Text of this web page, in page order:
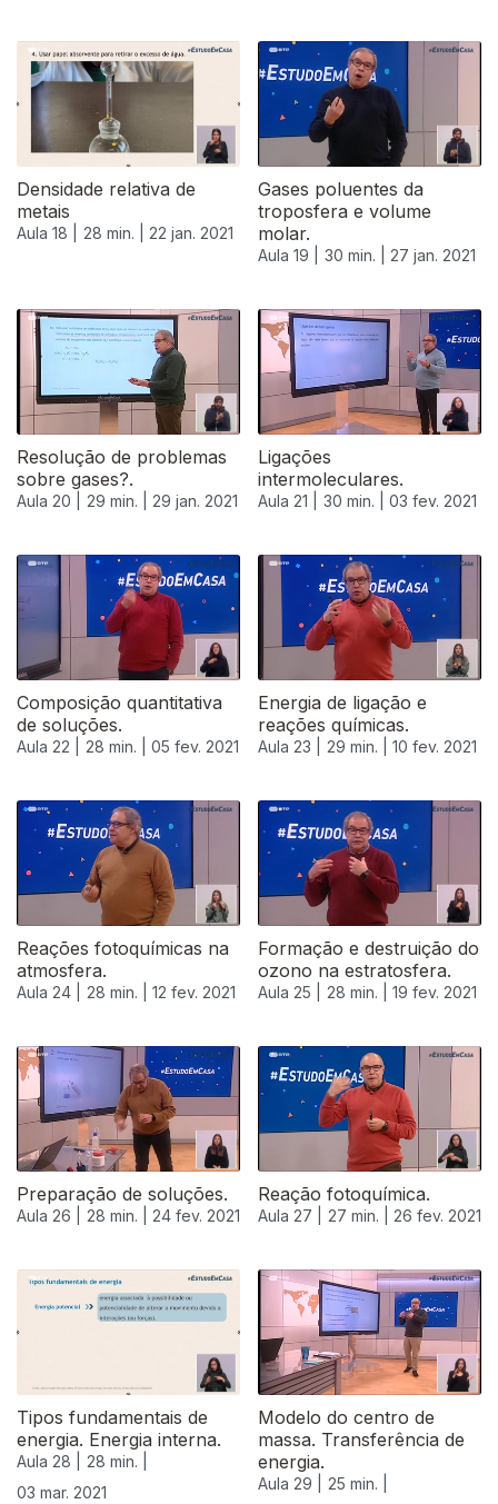
Densidade relativa de
metais
Aula 18 | 28 min. | 22 jan. 2021
Gases poluentes da
troposfera e volume
molar.
Aula 19 | 30 min. | 27 jan. 2021
Resolução de problemas
sobre gases?.
Aula 20 | 29 min. | 29 jan. 2021
Ligações
intermoleculares.
Aula 21 | 30 min. | 03 fev. 2021
Composição quantitativa
de soluções.
Aula 22 | 28 min. | 05 fev. 2021
Energia de ligação e
reações químicas.
Aula 23 | 29 min. | 10 fev. 2021
523095
Reações fotoquímicas na
atmosfera.
Aula 24 | 28 min. | 12 fev. 2021
Formação e destruição do
ozono na estratosfera.
Aula 25 | 28 min. | 19 fev. 2021
Preparação de soluções.
Aula 26 | 28 min. | 24 fev. 2021
Reação fotoquímica.
Aula 27 | 27 min. | 26 fev. 2021
Tipos fundamentais de
energia. Energia interna.
Aula 28 |
28 min. |
03 mar. 2021
Modelo do centro de
massa. Transferência de
energia.
Aula 29 |
25 min. |